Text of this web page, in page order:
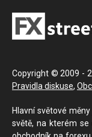
Copyright © 2009 -
Pravidla diskuse,
Hlavní světové
světě, na kterém